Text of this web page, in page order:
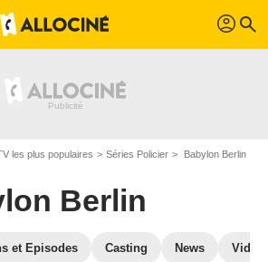
profil search
les plus populaires Séries Policier Babylon Berlin
Berlin
et Episodes Casting News